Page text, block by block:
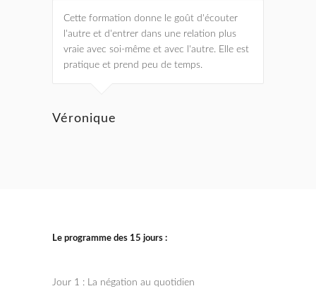
Cette formation donne le goût d'écouter
l'autre et d'entrer dans une relation plus
vraie avec soi-même et avec l'autre. Elle est
pratique et prend peu de temps.
Véronique
Le programme des 15 jours :
Jour 1 : La négation au quotidien